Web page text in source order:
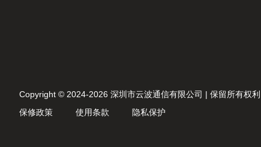
Copyright © 2024-2026 深圳市云波通信有限公司 | 保留所有权利
保修政策
使用条款 隐私保护